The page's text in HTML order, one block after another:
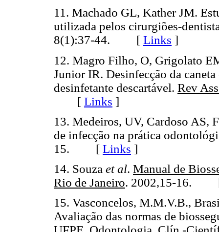
11. Machado GL, Kather JM.
utilizada pelos cirurgiões-
8(1):37-44. [ Links ]
12. Magro Filho, O, Grigolato
Junior IR. Desinfecção da
desinfetante descartável. Rev
[ Links ]
13. Medeiros, UV, Cardoso AS,
de infecção na prática
15. [ Links ]
14. Souza et al. Manual de
Rio de Janeiro. 2002,15-16.
15. Vasconcelos, M.M.V.B.,
Avaliação das normas de